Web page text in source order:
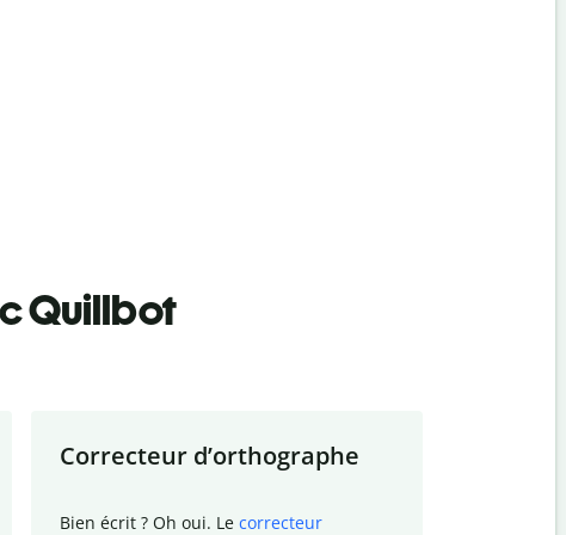
Quillbot
Correcteur d’orthographe
Bien écrit ? Oh oui. Le correcteur